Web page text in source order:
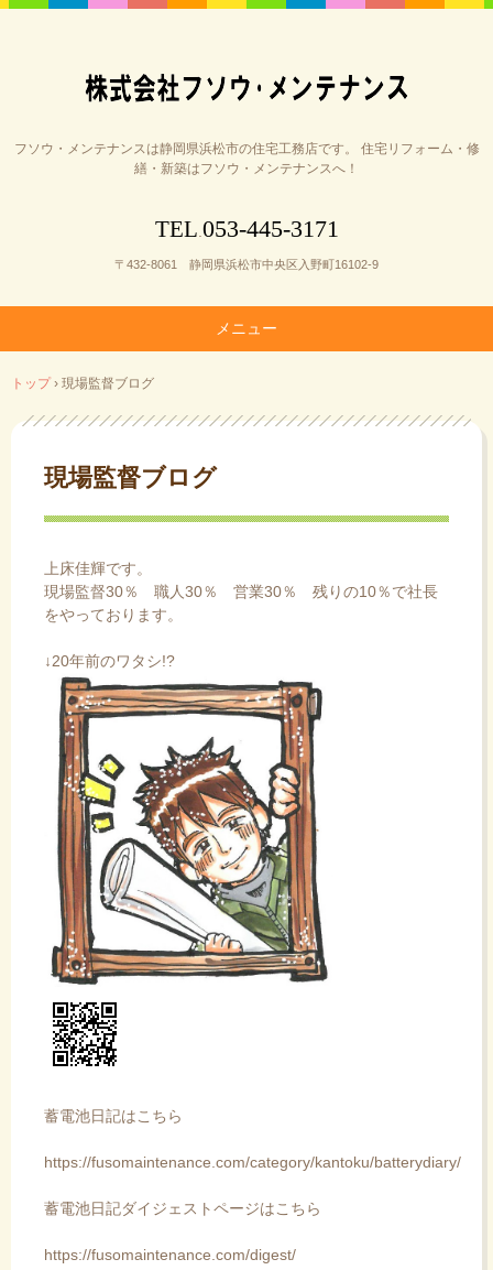
フソウ・メンテナンスは静岡県浜松市の住宅工務店です。 住宅リフォーム・修
繕・新築はフソウ・メンテナンスへ！
TEL 053-445-3171
〒432-8061 静岡県浜松市中央区入野町16102-9
メニュー
ン
テ
トップ › 現場監督ブログ
現場監督ブログ
上床佳輝です。
現場監督30％ 職人30％ 営業30％ 残りの10％で社長
をやっております。
↓20年前のワタシ!?
蓄電池日記はこちら
https://fusomaintenance.com/category/kantoku/batterydiary/
蓄電池日記ダイジェストページはこちら
https://fusomaintenance.com/digest/